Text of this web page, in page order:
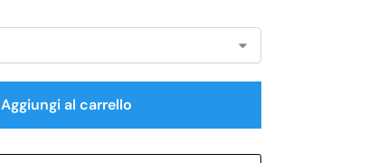
Aggiungi al carrello